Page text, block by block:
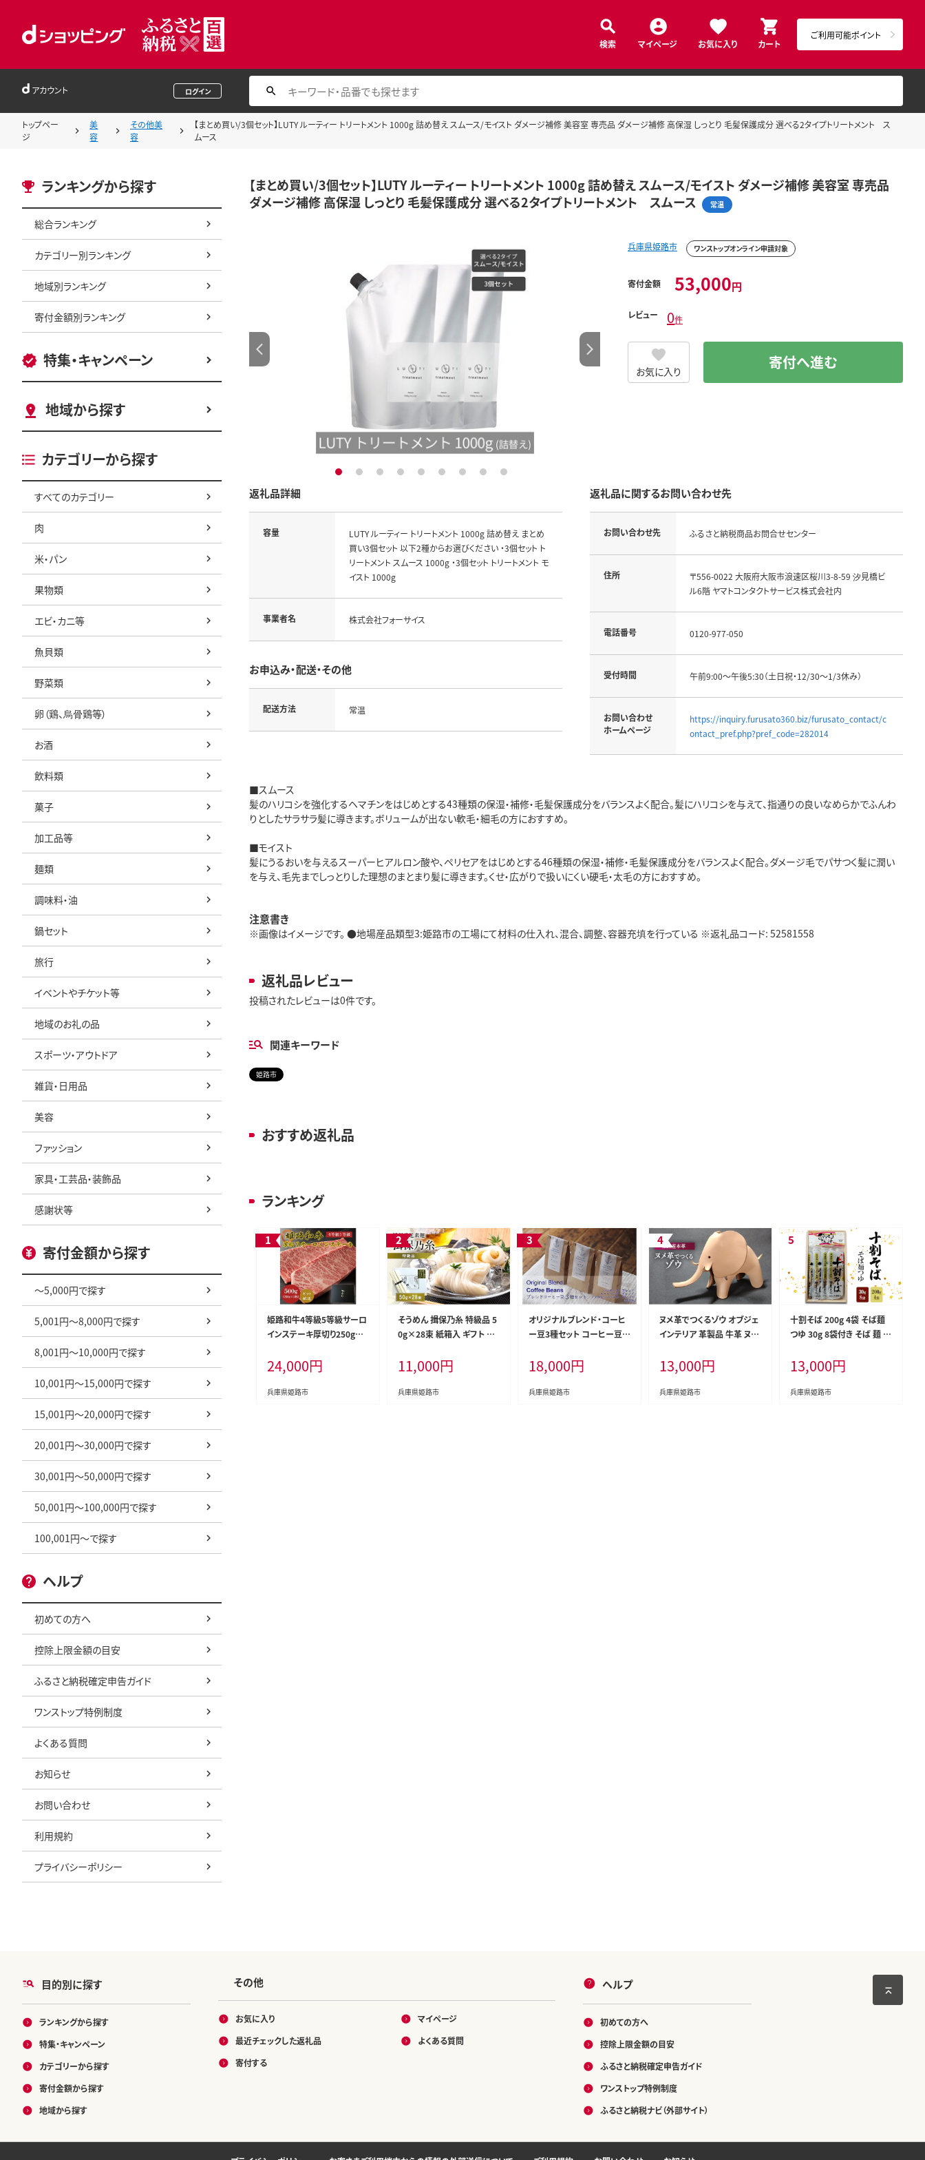
検索 マイページ お気に入り カート
ご利用可能ポイント
アカウント ログイン
トップペー
ジ
美
容
その他美
容
【まとめ買い/3個セット】LUTY ルーティー トリートメント 1000g 詰め替え スムース/モイスト ダメージ補修 美容室 専売品 ダメージ補修 高保湿 しっとり 毛髪保護成分 選べる2タイプトリートメント ス
ムース
ランキングから探す
総合ランキング
カテゴリー別ランキング
地域別ランキング
寄付金額別ランキング
特集・キャンペーン
地域から探す
カテゴリーから探す
すべてのカテゴリー
肉
米・パン
果物類
エビ・カニ等
魚貝類
野菜類
卵（鶏、烏骨鶏等）
お酒
飲料類
菓子
加工品等
麺類
調味料・油
鍋セット
旅行
イベントやチケット等
地域のお礼の品
スポーツ・アウトドア
雑貨・日用品
美容
ファッション
家具・工芸品・装飾品
感謝状等
寄付金額から探す
～5,000円で探す
5,001円～8,000円で探す
8,001円～10,000円で探す
10,001円～15,000円で探す
15,001円～20,000円で探す
20,001円～30,000円で探す
30,001円～50,000円で探す
50,001円～100,000円で探す
100,001円～で探す
ヘルプ
初めての方へ
控除上限金額の目安
ふるさと納税確定申告ガイド
ワンストップ特例制度
よくある質問
お知らせ
お問い合わせ
利用規約
プライバシーポリシー
【まとめ買い/3個セット】LUTY ルーティー トリートメント 1000g 詰め替え スムース/モイスト ダメージ補修 美容室 専売品
ダメージ補修 高保湿 しっとり 毛髪保護成分 選べる2タイプトリートメント スムース
常温
1 2 3 4 5 6 7 8 9
兵庫県姫路市 ワンストップオンライン申請対象
寄付金額 53,000円
レビュー 0件
お気に入り 寄付へ進む
返礼品詳細
容量
LUTY ルーティー トリートメント 1000g 詰め替え まとめ
買い3個セット 以下2種からお選びください ・3個セット ト
リートメント スムース 1000g ・3個セット トリートメント モ
イスト 1000g
事業者名 株式会社フォーサイス
お申込み・配送・その他
配送方法 常温
返礼品に関するお問い合わせ先
お問い合わせ先 ふるさと納税商品お問合せセンター
住所
〒556-0022 大阪府大阪市浪速区桜川3-8-59 汐見橋ビ
ル6階 ヤマトコンタクトサービス株式会社内
電話番号 0120-977-050
受付時間 午前9:00～午後5:30（土日祝・12/30～1/3休み）
お問い合わせ
ホームページ
https://inquiry.furusato360.biz/furusato_contact/c
ontact_pref.php?pref_code=282014
■スムース
髪のハリコシを強化するヘマチンをはじめとする43種類の保湿・補修・毛髪保護成分をバランスよく配合。髪にハリコシを与えて、指通りの良いなめらかでふんわ
りとしたサラサラ髪に導きます。ボリュームが出ない軟毛・細毛の方におすすめ。
■モイスト
髪にうるおいを与えるスーパーヒアルロン酸や、ペリセアをはじめとする46種類の保湿・補修・毛髪保護成分をバランスよく配合。ダメージ毛でパサつく髪に潤い
を与え、毛先までしっとりした理想のまとまり髪に導きます。くせ・広がりで扱いにくい硬毛・太毛の方におすすめ。
注意書き
※画像はイメージです。 ●地場産品類型3:姫路市の工場にて材料の仕入れ、混合、調整、容器充填を行っている ※返礼品コード: 52581558
返礼品レビュー
投稿されたレビューは0件です。
関連キーワード
姫路市
おすすめ返礼品
ランキング
姫路和牛4等級5等級サーロ
インステーキ厚切り250g×2
24,000円
兵庫県姫路市
そうめん 揖保乃糸 特級品 5
0g×28束 紙箱入 ギフト 黒
手延素麺 贈答 贈答品 揖保
の糸 兵庫 兵庫県 姫路市
11,000円
兵庫県姫路市
オリジナルブレンド・コーヒ
ー豆3種セット コーヒー豆セ
酸味がない モカ スパイシー
な香り チョコレート感
18,000円
兵庫県姫路市
ヌメ革でつくるゾウ オブジェ
インテリア 革製品 牛革 ヌメ
象 ハンドメイド 手作り おも
ちゃ プレゼント 贈り物 姫路
産
13,000円
兵庫県姫路市
十割そば 200g 4袋 そば麺
つゆ 30g 8袋付き そば 麺 乾
兵庫県
13,000円
兵庫県姫路市
目的別に探す
ランキングから探す
特集・キャンペーン
カテゴリーから探す
寄付金額から探す
地域から探す
その他
お気に入り
最近チェックした返礼品
寄付する
マイページ
よくある質問
ヘルプ
初めての方へ
控除上限金額の目安
ふるさと納税確定申告ガイド
ワンストップ特例制度
ふるさと納税ナビ（外部サイト）